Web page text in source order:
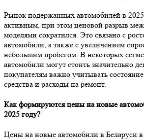
Рынок подержанных автомобилей в 2025
активным, при этом ценовой разрыв
моделями сократился. Это связано с
автомобили, а также с увеличением
небольшим пробегом. В некоторых
автомобили могут стоить значительно
покупателям важно учитывать
средства и расходы на ремонт.
Как формируются цены на новые
2025 году?
Цены на новые автомобили в Беларуси в